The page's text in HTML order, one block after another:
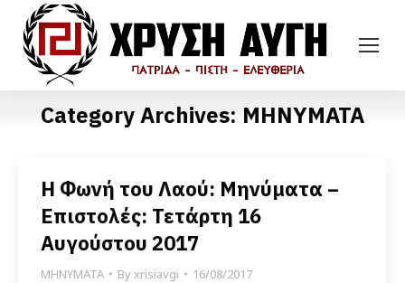
Category Archives: ΜΗΝΥΜΑΤΑ
Η Φωνή του Λαού: Μηνύματα –
Επιστολές: Τετάρτη 16
Αυγούστου 2017
ΜΗΝΥΜΑΤΑ Byxrisiavgi 16/08/2017